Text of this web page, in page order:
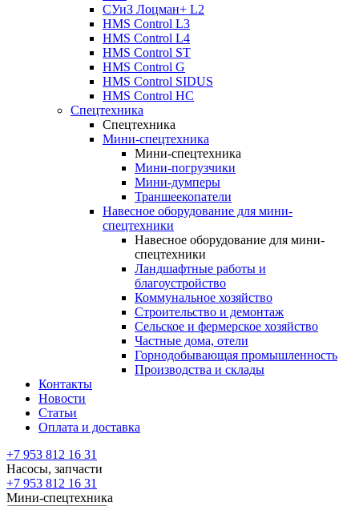
СУиЗ Лоцман+ L2
HMS Control L3
HMS Control L4
HMS Control ST
HMS Control G
HMS Control SIDUS
HMS Control HC
Спецтехника
Спецтехника
Мини-спецтехника
Мини-спецтехника
Мини-погрузчики
Мини-думперы
Траншеекопатели
Навесное оборудование для мини-
спецтехники
Навесное оборудование для мини-
спецтехники
Ландшафтные работы и
благоустройство
Коммунальное хозяйство
Строительство и демонтаж
Сельское и фермерское хозяйство
Частные дома, отели
Горнодобывающая промышленность
Производства и склады
Контакты
Новости
Статьи
Оплата и доставка
+7 953 812 16 31
Насосы, запчасти
+7 953 812 16 31
Мини-спецтехника